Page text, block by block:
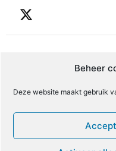
Beheer
Deze website maakt gebruik
en deze